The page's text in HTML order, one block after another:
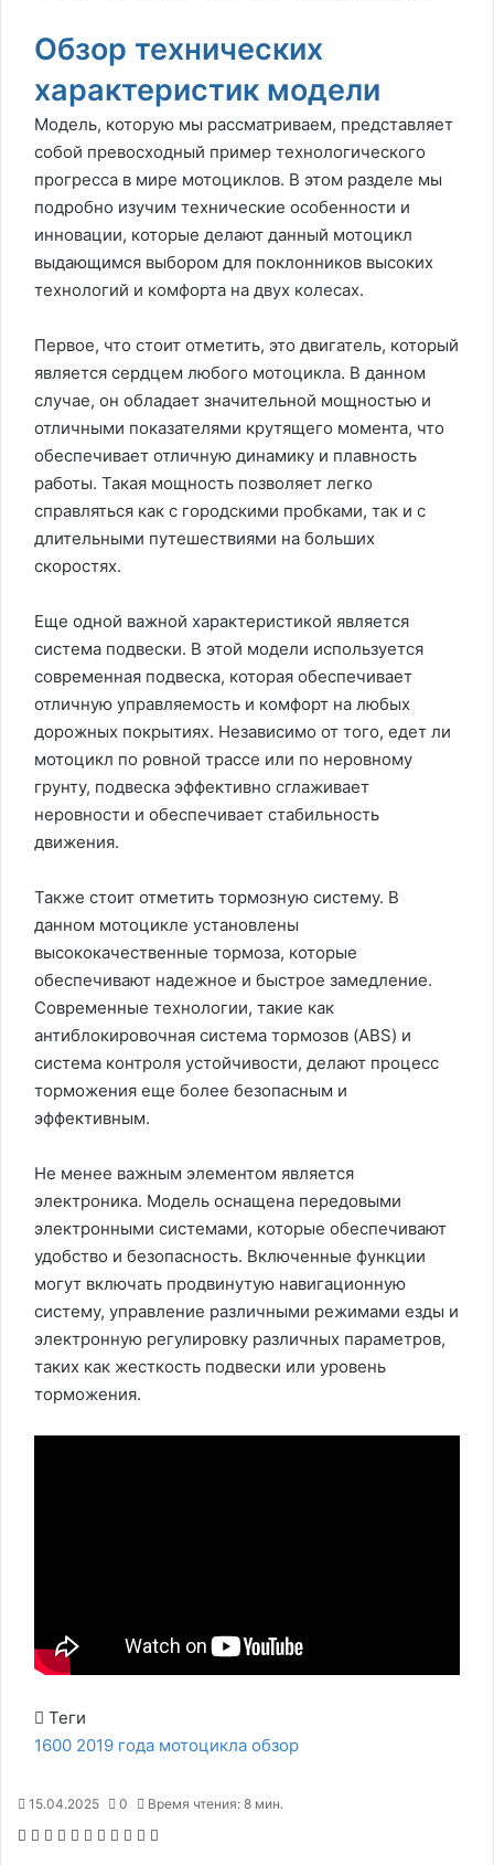
Обзор технических
характеристик модели
Модель, которую мы рассматриваем, представляет
собой превосходный пример технологического
прогресса в мире мотоциклов. В этом разделе мы
подробно изучим технические особенности и
инновации, которые делают данный мотоцикл
выдающимся выбором для поклонников высоких
технологий и комфорта на двух колесах.
Первое, что стоит отметить, это двигатель, который
является сердцем любого мотоцикла. В данном
случае, он обладает значительной мощностью и
отличными показателями крутящего момента, что
обеспечивает отличную динамику и плавность
работы. Такая мощность позволяет легко
справляться как с городскими пробками, так и с
длительными путешествиями на больших
скоростях.
Еще одной важной характеристикой является
система подвески. В этой модели используется
современная подвеска, которая обеспечивает
отличную управляемость и комфорт на любых
дорожных покрытиях. Независимо от того, едет ли
мотоцикл по ровной трассе или по неровному
грунту, подвеска эффективно сглаживает
неровности и обеспечивает стабильность
движения.
Также стоит отметить тормозную систему. В
данном мотоцикле установлены
высококачественные тормоза, которые
обеспечивают надежное и быстрое замедление.
Современные технологии, такие как
антиблокировочная система тормозов (ABS) и
система контроля устойчивости, делают процесс
торможения еще более безопасным и
эффективным.
Не менее важным элементом является
электроника. Модель оснащена передовыми
электронными системами, которые обеспечивают
удобство и безопасность. Включенные функции
могут включать продвинутую навигационную
систему, управление различными режимами езды и
электронную регулировку различных параметров,
таких как жесткость подвески или уровень
торможения.
Теги
1600 2019 года мотоцикла обзор
15.04.2025 0 Время чтения: 8 мин.
F X P В О M M W T V